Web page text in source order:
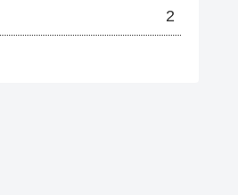
2